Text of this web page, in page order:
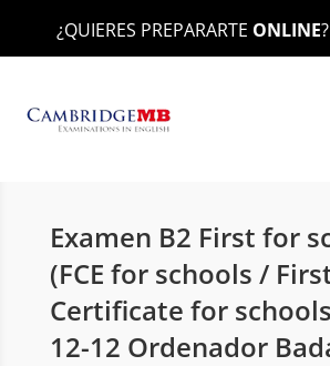
¿QUIERES PREPARARTE ONLINE?
Examen B2 First for
(FCE for schools /
Certificate for
12-12 Ordenador